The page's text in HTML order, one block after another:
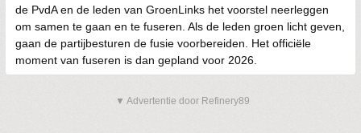
de PvdA en de leden van GroenLinks het voorstel neerleggen
om samen te gaan en te fuseren. Als de leden groen licht geven,
gaan de partijbesturen de fusie voorbereiden. Het officiële
moment van fuseren is dan gepland voor 2026.
▼ Advertentie door Refinery89